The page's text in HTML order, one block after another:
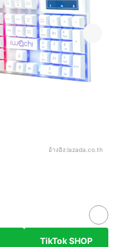
อ้างอิง:lazada.co.th
TikTok SHOP